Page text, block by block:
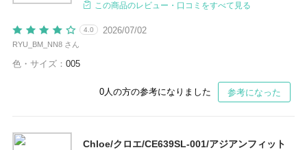
この商品のレビュー・口コミをすべて見る
2026/07/02
4.0
RYU_BM_NN8 さん
色・サイズ： 005
0人の方の参考になりました 参考になった
Chloe/クロエ/CE639SL-001/アジアンフィット